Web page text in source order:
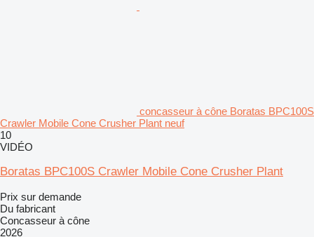
concasseur à cône Boratas BPC100S
Crawler Mobile Cone Crusher Plant neuf
10
VIDÉO
Boratas BPC100S Crawler Mobile Cone Crusher Plant
Prix sur demande
Du fabricant
Concasseur à cône
2026